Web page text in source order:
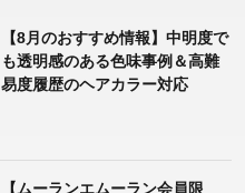
【8月のおすすめ情報】中明度で
も透明感のある色味事例＆高難
易度履歴のヘアカラー対応
【ムーランエムーラン会員限